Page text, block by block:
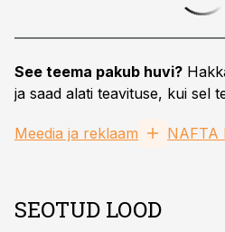
See teema pakub huvi?
ja saad alati teavituse, kui sel
Meedia ja reklaam NAFTA
SEOTUD LOOD